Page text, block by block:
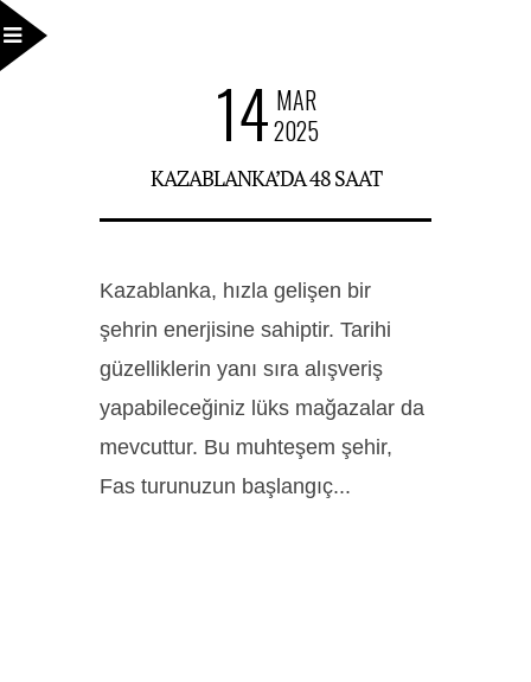
14 MAR
2025
KAZABLANKA’DA 48 SAAT
Kazablanka, hızla gelişen bir
şehrin enerjisine sahiptir. Tarihi
güzelliklerin yanı sıra alışveriş
yapabileceğiniz lüks mağazalar da
mevcuttur. Bu muhteşem şehir,
Fas turunuzun başlangıç...